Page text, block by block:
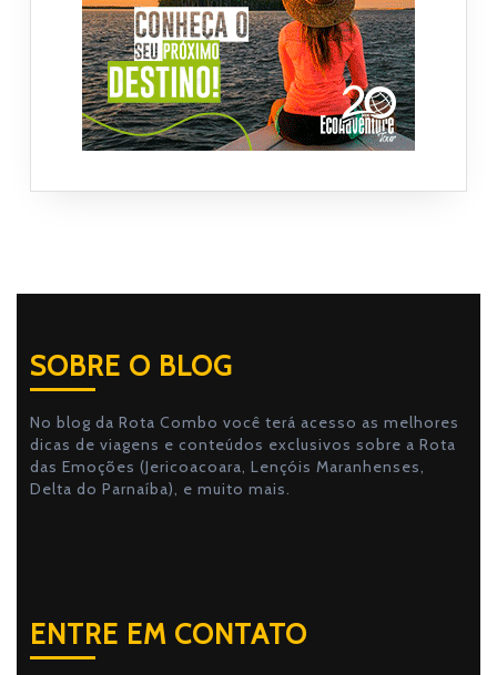
SOBRE O BLOG
No blog da Rota Combo você terá acesso as melhores
dicas de viagens e conteúdos exclusivos sobre a Rota
das Emoções (Jericoacoara, Lençóis Maranhenses,
Delta do Parnaíba), e muito mais.
ENTRE EM CONTATO